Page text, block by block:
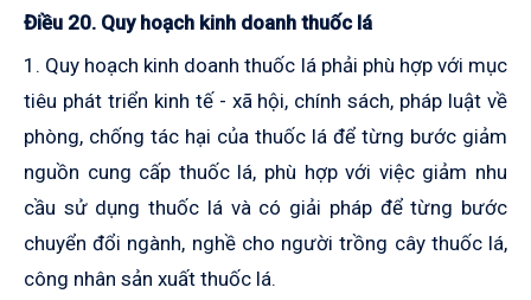
Điều 20. Quy hoạch kinh doanh thuốc lá
1. Quy hoạch kinh doanh thuốc lá phải phù hợp với mục
tiêu phát triển kinh tế - xã hội, chính sách, pháp luật về
phòng, chống tác hại của thuốc lá để từng bước giảm
nguồn cung cấp thuốc lá, phù hợp với việc giảm nhu
cầu sử dụng thuốc lá và có giải pháp để từng bước
chuyển đổi ngành, nghề cho người trồng cây thuốc lá,
công nhân sản xuất thuốc lá.